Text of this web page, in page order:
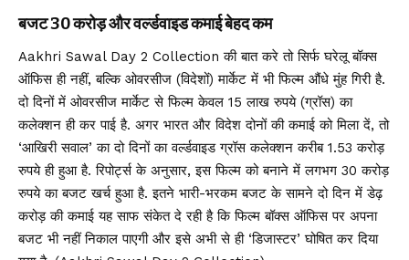
बजट 30 करोड़ और वर्ल्डवाइड कमाई बेहद कम
Aakhri Sawal Day 2 Collection की बात करे तो सिर्फ घरेलू बॉक्स
ऑफिस ही नहीं, बल्कि ओवरसीज (विदेशों) मार्केट में भी फिल्म औंधे मुंह गिरी है.
दो दिनों में ओवरसीज मार्केट से फिल्म केवल 15 लाख रुपये (ग्रॉस) का
कलेक्शन ही कर पाई है. अगर भारत और विदेश दोनों की कमाई को मिला दें, तो
‘आखिरी सवाल’ का दो दिनों का वर्ल्डवाइड ग्रॉस कलेक्शन करीब 1.53 करोड़
रुपये ही हुआ है. रिपोर्ट्स के अनुसार, इस फिल्म को बनाने में लगभग 30 करोड़
रुपये का बजट खर्च हुआ है. इतने भारी-भरकम बजट के सामने दो दिन में डेढ़
करोड़ की कमाई यह साफ संकेत दे रही है कि फिल्म बॉक्स ऑफिस पर अपना
बजट भी नहीं निकाल पाएगी और इसे अभी से ही ‘डिजास्टर’ घोषित कर दिया